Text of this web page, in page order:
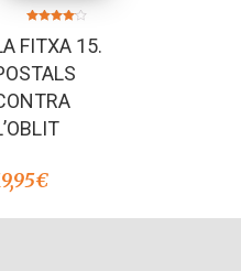
en
4.00
de 5
FITXA 15.
€